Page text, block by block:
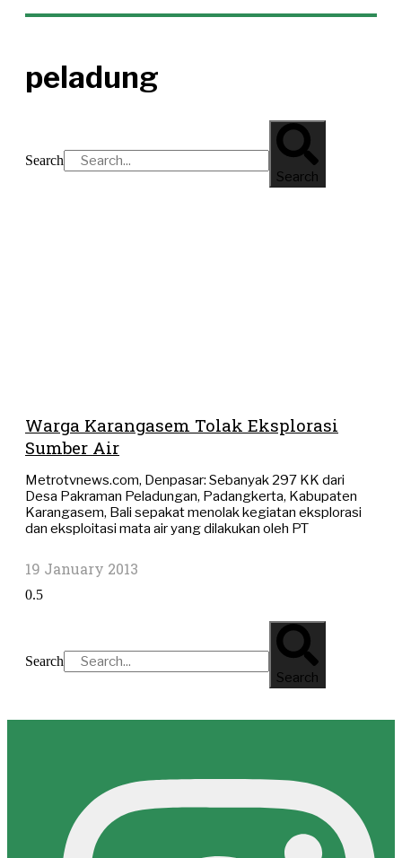
peladung
Search
Search
Warga Karangasem Tolak Eksplorasi
Sumber Air
Metrotvnews.com, Denpasar: Sebanyak 297 KK dari
Desa Pakraman Peladungan, Padangkerta, Kabupaten
Karangasem, Bali sepakat menolak kegiatan eksplorasi
dan eksploitasi mata air yang dilakukan oleh PT
19 January 2013
Search
Search